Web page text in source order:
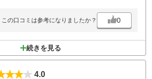
この口コミは参考になりましたか？ 0
続きを見る
4.0